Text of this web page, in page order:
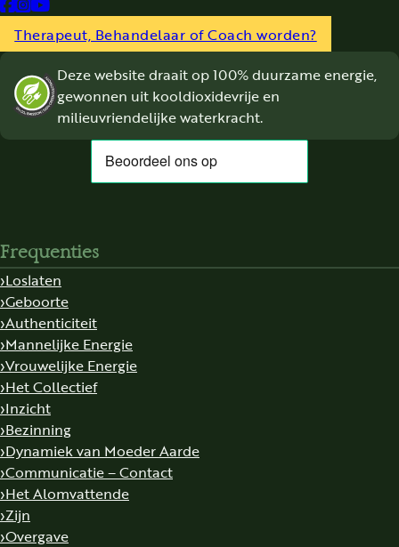
Follow us on Facebook
Follow us on Instagram
Follow us on YouTube
Therapeut, Behandelaar of Coach worden?
Deze website draait op 100% duurzame energie,
gewonnen uit kooldioxidevrije en
milieuvriendelijke waterkracht.
Frequenties
Loslaten
Geboorte
Authenticiteit
Mannelijke Energie
Vrouwelijke Energie
Het Collectief
Inzicht
Bezinning
Dynamiek van Moeder Aarde
Communicatie – Contact
Het Alomvattende
Zijn
Overgave